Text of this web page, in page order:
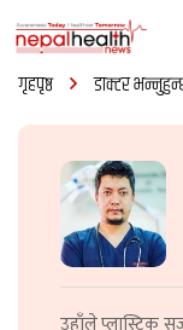
गृहपृष्ठ डाक्टर